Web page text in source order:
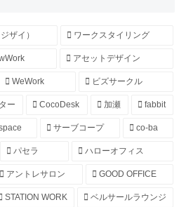
ザイ） ワークスタイリング
アセットデザイン
WeWork ビズサークル
ー CocoDesk 加瀬 fabbit
サーブコープ co-ba
パセラ ハローオフィス
アントレサロン GOOD OFFICE
STATION WORK ベルサールラウンジ